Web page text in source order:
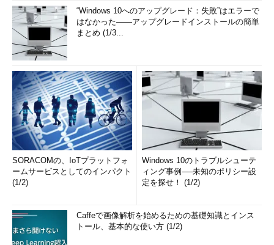
“Windows 10へのアップグレード：失敗”はエラーで
はなかった――アップグレードインストールの簡単
まとめ (1/3...
SORACOMの、IoTプラットフォ
ームサービスとしてのインパクト
(1/2)
Windows 10のトラブルシューテ
ィング事例──未知のポリシー設
定を探せ！ (1/2)
Caffeで画像解析を始めるための基礎知識とインス
トール、基本的な使い方 (1/2)